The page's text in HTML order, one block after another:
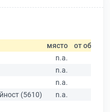
място от общо
n.a.
n.a.
n.a.
(5610)
n.a.